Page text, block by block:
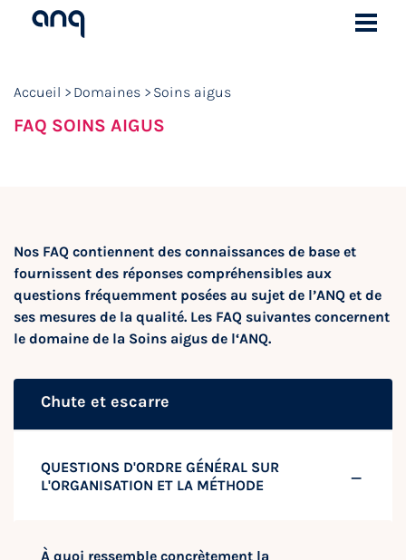
Accueil Domaines Soins aigus
FAQ SOINS AIGUS
Nos FAQ contiennent des connaissances de base et
fournissent des réponses compréhensibles aux
questions fréquemment posées au sujet de l’ANQ et de
ses mesures de la qualité. Les FAQ suivantes concernent
le domaine de la Soins aigus de l‘ANQ.
Chute et escarre
QUESTIONS D'ORDRE GÉNÉRAL SUR
L'ORGANISATION ET LA MÉTHODE
À quoi ressemble concrètement la